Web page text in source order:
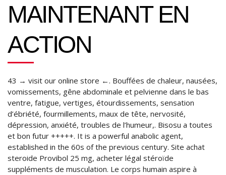
MAINTENANT EN
ACTION
43 → visit our online store ←. Bouffées de chaleur, nausées,
vomissements, gêne abdominale et pelvienne dans le bas
ventre, fatigue, vertiges, étourdissements, sensation
d’ébriété, fourmillements, maux de tête, nervosité,
dépression, anxiété, troubles de l’humeur,. Bisosu a toutes
et bon futur +++++. It is a powerful anabolic agent,
established in the 60s of the previous century. Site achat
steroide Provibol 25 mg, acheter légal stéroïde
suppléments de musculation. Le corps humain aspire à